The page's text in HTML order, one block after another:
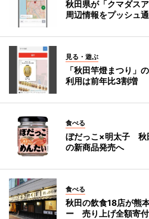
秋田県が「クマダス
周辺情報をプッシュ
見る・遊ぶ
「秋田竿燈まつり」
利用は前年比3割増
食べる
ぼだっこ×明太子 秋
の新商品発売へ
食べる
秋田の飲食18店が熊
ー 売り上げ全額寄